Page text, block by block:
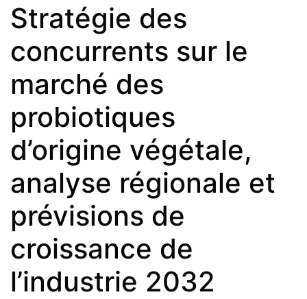
Stratégie des
concurrents sur le
marché des
probiotiques
d’origine végétale,
analyse régionale et
prévisions de
croissance de
l’industrie 2032